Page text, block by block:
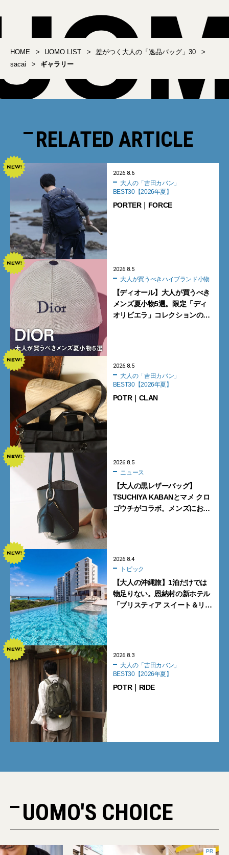
HOME UOMO LIST
差がつく大人の「逸品バッグ」30
sacai
ギャラリー
RELATED ARTICLE
2026.8.6
BEST30【2026年夏】
PORTER｜FORCE
2026.8.5
大人が買うべきハイブランド小物
【ディオール】大人が買うべき
メンズ夏小物5選。限定「ディ
オリビエラ」コレクションの
2026.8.5
BEST30【2026年夏】
POTR｜CLAN
2026.8.5
ニュース
【大人の黒レザーバッグ】
TSUCHIYA KABANとマメ クロ
ゴウチがコラボ。メンズにおす
2026.8.4
トピック
【大人の沖縄旅】1泊だけでは
物足りない。恩納村の新ホテル
「ブリスティア スイート＆リ
2026.8.3
BEST30【2026年夏】
POTR｜RIDE
UOMO'S CHOICE
PR